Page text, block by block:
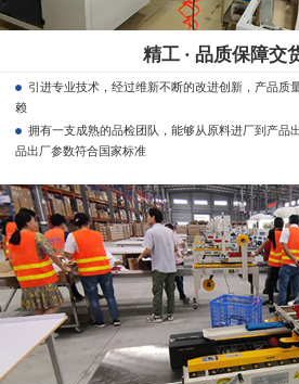
精工 · 品质保障交
引进专业技术，经过维新不断的改进创新，产品质
赖
拥有一支成熟的品检团队，能够从原料进厂到产品
品出厂参数符合国家标准